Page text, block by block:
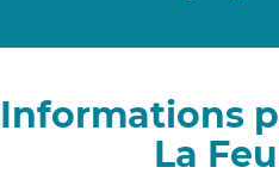
Informations
La